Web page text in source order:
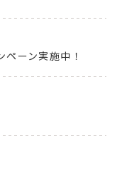
ペーン実施中！